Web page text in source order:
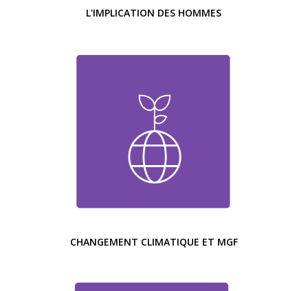
L'IMPLICATION DES HOMMES
CHANGEMENT CLIMATIQUE ET MGF